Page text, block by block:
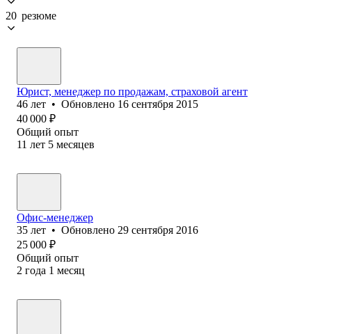
20 резюме
Юрист, менеджер по продажам, страховой агент
46 лет • Обновлено 16 сентября 2015
40 000 ₽
Общий опыт
11 лет 5 месяцев
Офис-менеджер
35 лет • Обновлено 29 сентября 2016
25 000 ₽
Общий опыт
2 года 1 месяц